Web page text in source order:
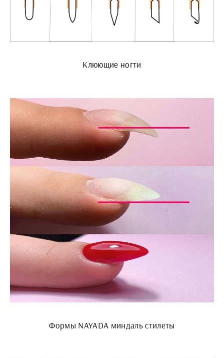
Клюющие ногти
Формы NAYADA миндаль стилеты